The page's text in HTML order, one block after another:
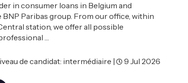
in consumer loans in Belgium and
Paribas group. From our office, within
station, we offer all possible
…
de candidat: intermédiaire | 9 Jul 2026